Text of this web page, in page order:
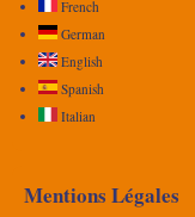
French
German
English
Spanish
Italian
Mentions Légales